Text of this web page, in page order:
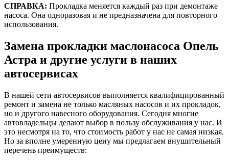
СПРАВКА: Прокладка меняется каждый раз при демонтаже
насоса. Она одноразовая и не предназначена для повторного
использования.
Замена прокладки маслонасоса Опель
Астра и другие услуги в наших
автосервисах
В нашей сети автосервисов выполняется квалифицированный
ремонт и замена не только масляных насосов и их прокладок,
но и другого навесного оборудования. Сегодня многие
автовладельцы делают выбор в пользу обслуживания у нас. И
это несмотря на то, что стоимость работ у нас не самая низкая.
Но за вполне умеренную цену мы предлагаем внушительный
перечень преимуществ: